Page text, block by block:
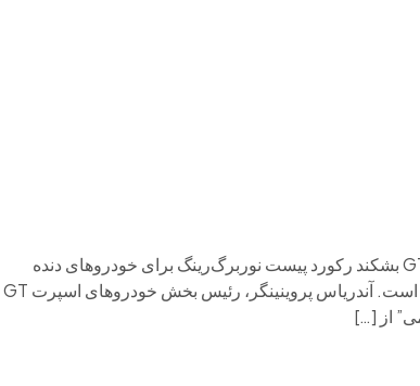
پورشه قصد دارد رکورد نوربرگ‌رینگ برای خودروهای دنده دستی را با GT3 بشکند رکورد پیست نوربرگ‌رینگ برای خودروهای دنده
دستی، که در اختیار دوج وایپر ACR است، بیش از شش سال پابرجا مانده است. آندریاس پروینینگر، رئیس بخش خودروهای اسپرت GT
از […]